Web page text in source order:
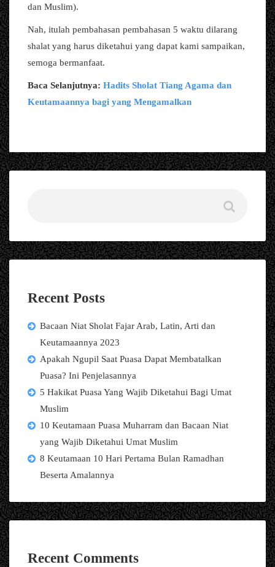
dan Muslim).
Nah, itulah pembahasan pembahasan 5 waktu dilarang
shalat yang harus diketahui yang dapat kami sampaikan,
semoga bermanfaat.
Baca Selanjutnya: Hadits Sholat Tiang Agama dan
Keutamaannya bagi yang Mengamalkan
Recent Posts
Bacaan Niat Sholat Fajar Arab, Latin, Arti dan
Keutamaannya 2023
Apakah Ngupil Saat Puasa Dapat Membatalkan
Puasa? Ini Penjelasannya
5 Hakikat Puasa Yang Wajib Diketahui Bagi Umat
Muslim
10 Keutamaan Puasa Muharram dan Bacaan Niat
yang Wajib Diketahui Umat Muslim
8 Keutamaan 10 Hari Pertama Bulan Ramadhan
Beserta Amalannya
Recent Comments